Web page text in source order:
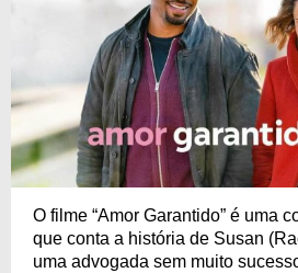
O filme “Amor Garantido” é uma
que conta a história de Susan
uma advogada sem muito